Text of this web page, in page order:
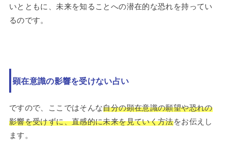
いとともに、未来を知ることへの潜在的な恐れを持ってい
るのです。
顕在意識の影響を受けない占い
ですので、ここではそんな自分の顕在意識の願望や恐れの
影響を受けずに、直感的に未来を見ていく方法をお伝えし
ます。